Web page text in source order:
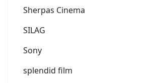
Sherpas Cinema
SILAG
Sony
splendid film